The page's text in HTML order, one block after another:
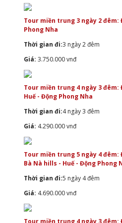
Tour miền trung 3 ngày 2 đêm:
Phong Nha
Thời gian đi:3 ngày 2 đêm
Giá: 3.750.000 vnđ
Tour miền trung 4 ngày 3 đêm:
Huế - Động Phong Nha
Thời gian đi:4 ngày 3 đêm
Giá: 4.290.000 vnđ
Tour miền trung 5 ngày 4 đêm:
Bà Nà hills - Huế - Động Phong
Thời gian đi:5 ngày 4 đêm
Giá: 4.690.000 vnđ
Tour miền trung 4 ngày 3 đêm: